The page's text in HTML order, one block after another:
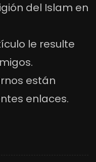
del Islam en
le resulte
están
enlaces.